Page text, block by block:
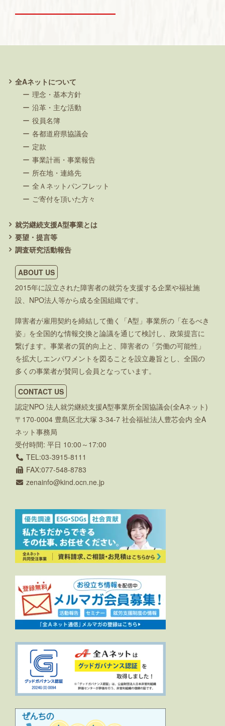
全Aネットについて
理念・基本方針
沿革・主な活動
役員名簿
各都道府県協議会
定款
事業計画・事業報告
所在地・連絡先
全Ａネットパンフレット
ご寄付を頂いた方々
就労継続支援A型事業とは
要望・提言等
調査研究活動報告
ABOUT US
2015年に設立された障害者の就労を支援する企業や福祉施
設、NPO法人等から成る全国組織です。
障害者が雇用契約を締結して働く「A型」事業所の「在るべき
姿」を全国的な情報交換と論議を通じて検討し、政策提言に
繋げます。事業者の質的向上と、障害者の「労働の可能性」
を拡大しエンパワメントを図ることを設立趣旨とし、全国の
多くの事業者が賛同し会員となっています。
CONTACT US
認定NPO 法人就労継続支援A型事業所全国協議会(全Aネット)
〒170-0004 豊島区北大塚 3-34-7 社会福祉法人豊芯会内 全A
ネット事務局
受付時間: 平日 10:00～17:00
TEL:03-3915-8111
FAX:077-548-8783
zenainfo
kind.ocn.ne.jp